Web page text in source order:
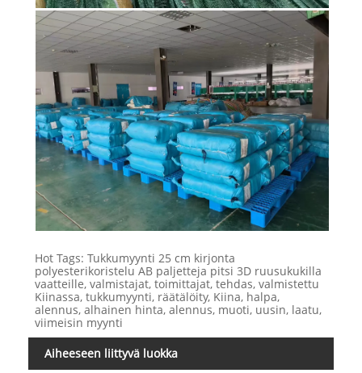
Hot Tags: Tukkumyynti 25 cm kirjonta
polyesterikoristelu AB paljetteja pitsi 3D ruusukukilla
vaatteille, valmistajat, toimittajat, tehdas, valmistettu
Kiinassa, tukkumyynti, räätälöity, Kiina, halpa,
alennus, alhainen hinta, alennus, muoti, uusin, laatu,
viimeisin myynti
Aiheeseen liittyvä luokka